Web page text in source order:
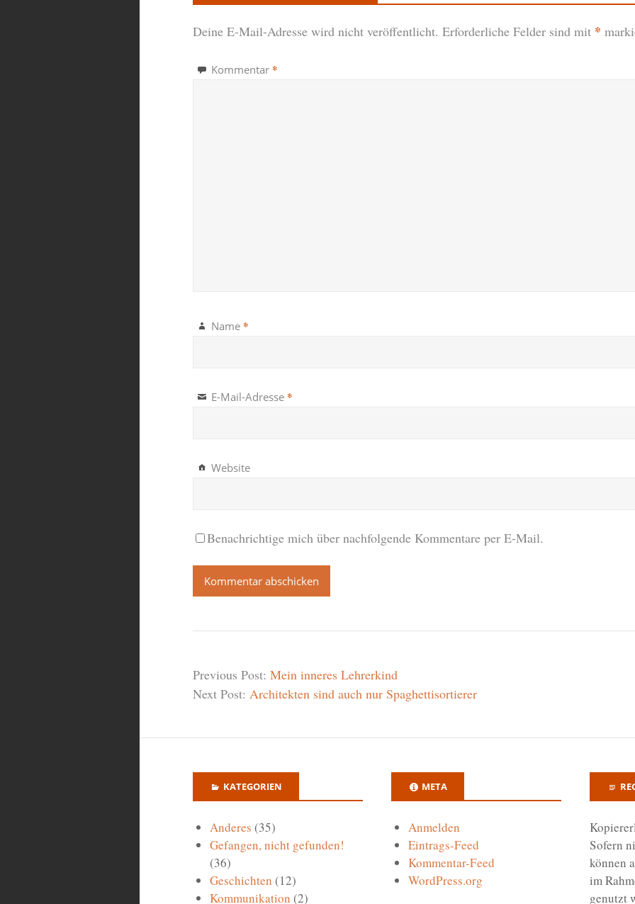
Deine E-Mail-Adresse wird nicht veröffentlicht. Erforderliche Felder sind mit *
Kommentar *
Name *
E-Mail-Adresse *
Website
Benachrichtige mich über nachfolgende Kommentare per E-Mail.
Previous Post: Mein inneres Lehrerkind
Next Post: Architekten sind auch nur Spaghettisortierer
KATEGORIEN
Anderes (35)
Gefangen, nicht gefunden!
(36)
Geschichten (12)
Kommunikation (2)
META
Anmelden
Eintrags-Feed
Kommentar-Feed
WordPress.org
Sofern
können
im
genutzt